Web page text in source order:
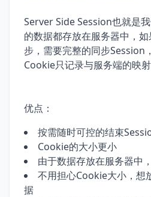
Server Side Session也就是
的数据都存放在服务器中，
步，需要完整的同步Session
Cookie只记录与服务端的映射
优点：
按需随时可控的结束
Cookie的大小更小
由于数据存放在服务器中
不用担心Cookie大小，想
据